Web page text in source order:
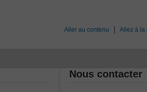
Aller au contenu Allez à la
Nous contacter